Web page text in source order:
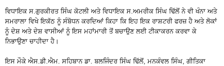
ਵਿਧਾਇਕ ਸ.ਗੁਰਕੀਰਤ ਸਿੰਘ ਕੋਟਲੀ ਅਤੇ ਵਿਧਾਇਕ ਸ.ਅਮਰੀਕ ਸਿੰਘ ਢਿੱਲੋਂ ਨੇ ਵੀ ਖੰਨਾ ਅਤੇ
ਸਮਰਾਲਾ ਵਿਖੇ ਇਕੱਠ ਨੂੰ ਸੰਬੋਧਨ ਕਰਦਿਆਂ ਕਿਹਾ ਕਿ ਇਹ ਇਕ ਰਾਸ਼ਟਰੀ ਫਰਜ਼ ਹੈ ਅਤੇ ਲੋਕਾਂ
ਨੂੰ ਦੇਸ਼ ਅਤੇ ਦੇਸ਼ ਵਾਸੀਆਂ ਨੂੰ ਇਸ ਮਹਾਂਮਾਰੀ ਤੋਂ ਬਚਾਉਣ ਲਈ ਟੀਕਾਕਰਨ ਕਰਵਾ ਕੇ
ਨਿਭਾਉਣਾ ਚਾਹੀਦਾ ਹੈ।
ਇਸ ਮੌਕੇ ਐਸ.ਡੀ.ਐਮ. ਸਹਿਬਾਨ ਡਾ. ਬਲਜਿੰਦਰ ਸਿੰਘ ਢਿੱਲੋਂ, ਮਨਕੰਵਲ ਸਿੰਘ, ਗੀਤਿਕਾ